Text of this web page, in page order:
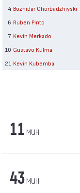
4 Bozhidar Chorbadzhiyski
6 Ruben Pinto
7 Kevin Merkado
10 Gustavo Kulma
21 Kevin Kubemba
11 мин
43мин